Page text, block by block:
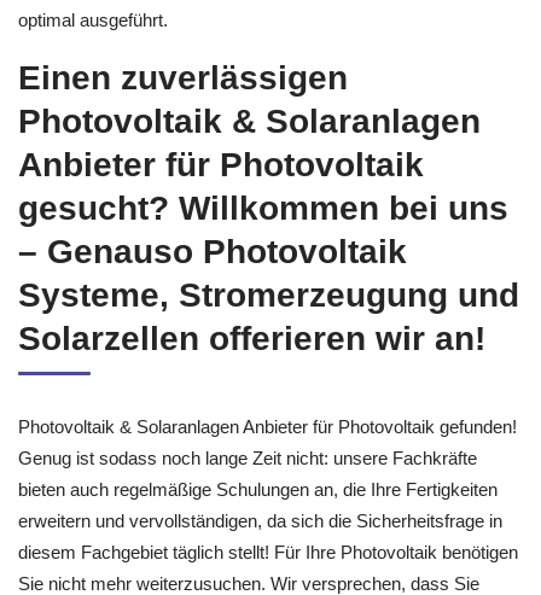
optimal ausgeführt.
Einen zuverlässigen
Photovoltaik & Solaranlagen
Anbieter für Photovoltaik
gesucht? Willkommen bei uns
– Genauso Photovoltaik
Systeme, Stromerzeugung und
Solarzellen offerieren wir an!
Photovoltaik & Solaranlagen Anbieter für Photovoltaik gefunden!
Genug ist sodass noch lange Zeit nicht: unsere Fachkräfte
bieten auch regelmäßige Schulungen an, die Ihre Fertigkeiten
erweitern und vervollständigen, da sich die Sicherheitsfrage in
diesem Fachgebiet täglich stellt! Für Ihre Photovoltaik benötigen
Sie nicht mehr weiterzusuchen. Wir versprechen, dass Sie